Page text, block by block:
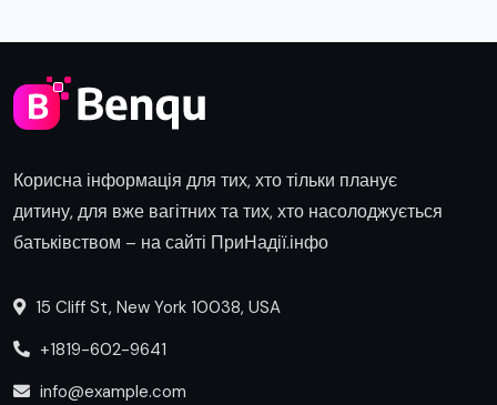
Корисна інформація для тих, хто тільки планує
дитину, для вже вагітних та тих, хто насолоджується
батьківством – на сайті ПриНадії.інфо
15 Cliff St, New York 10038, USA
+1819-602-9641
info@example.com